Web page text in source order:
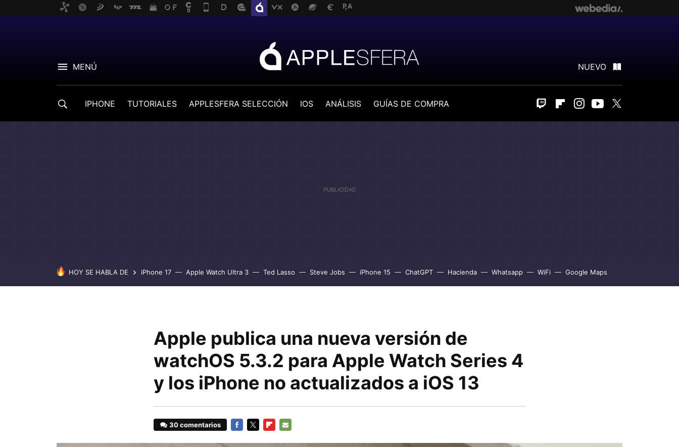
MENÚ NUEVO
IPHONE TUTORIALES APPLESFERA SELECCIÓN IOS ANÁLISIS GUÍAS DE COMPRA Twitch FlipboardInstagram
Youtube
HOY SE HABLA DE iPhone 17 Apple Watch Ultra 3 Ted Lasso Steve Jobs iPhone 15 ChatGPT Hacienda Whatsapp WiFi Google Maps
Apple publica una nueva versión de
watchOS 5.3.2 para Apple Watch Series 4
y los iPhone no actualizados a iOS 13
30 comentarios